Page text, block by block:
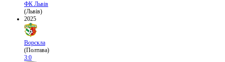
ФК Львів
(Львів)
2025
Ворскла
(Полтава)
3:0